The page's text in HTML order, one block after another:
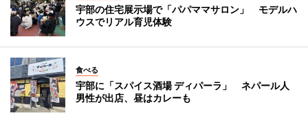
宇部の住宅展示場で「パパママサロン」 モデルハ
ウスでリアル育児体験
食べる
宇部に「スパイス酒場 ディパーラ」 ネパール人
男性が出店、昼はカレーも